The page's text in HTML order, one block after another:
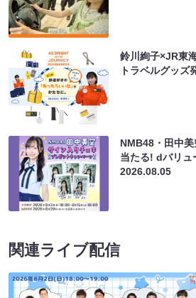
鈴川絢子×JR東
トラベルグッズ
NMB48・田中
当たる! dバリュ
2026.08.05
関連ライブ配信